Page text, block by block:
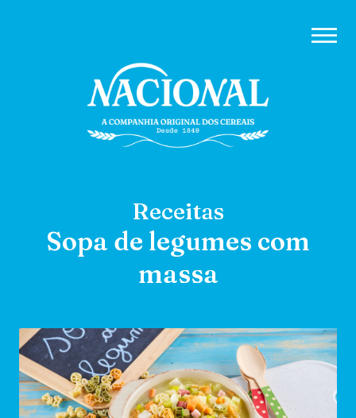
Receitas
Sopa de legumes com
massa